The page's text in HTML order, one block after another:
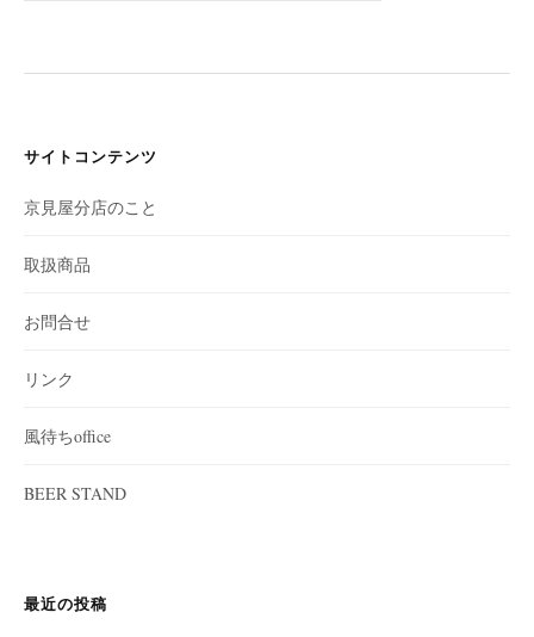
サイトコンテンツ
京見屋分店のこと
取扱商品
お問合せ
リンク
風待ちoffice
BEER STAND
最近の投稿